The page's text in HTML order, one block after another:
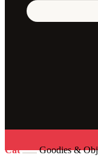
Cat Goodies &